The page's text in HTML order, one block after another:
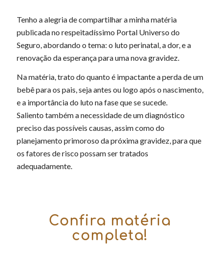
Tenho a alegria de compartilhar a minha matéria
publicada no respeitadíssimo Portal Universo do
Seguro, abordando o tema: o luto perinatal, a dor, e a
renovação da esperança para uma nova gravidez.
Na matéria, trato do quanto é impactante a perda de um
bebê para os pais, seja antes ou logo após o nascimento,
e a importância do luto na fase que se sucede.
Saliento também a necessidade de um diagnóstico
preciso das possíveis causas, assim como do
planejamento primoroso da próxima gravidez, para que
os fatores de risco possam ser tratados
adequadamente.
Confira matéria
completa!